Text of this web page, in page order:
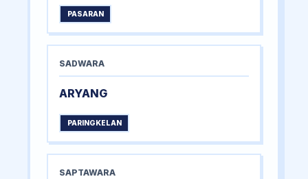
PASARAN
SADWARA
ARYANG
PARINGKELAN
SAPTAWARA